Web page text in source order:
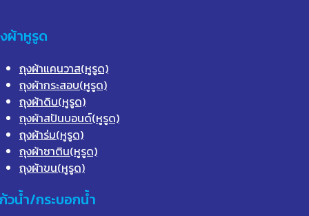
ผ้าหูรูด
ถุงผ้าแคนวาส(หูรูด)
ถุงผ้ากระสอบ(หูรูด)
ถุงผ้าดิบ(หูรูด)
ถุงผ้าสปันบอนด์(หูรูด)
ถุงผ้าร่ม(หูรูด)
ถุงผ้าซาติน(หูรูด)
ถุงผ้าขน(หูรูด)
วน้ำ/กระบอกน้ำ